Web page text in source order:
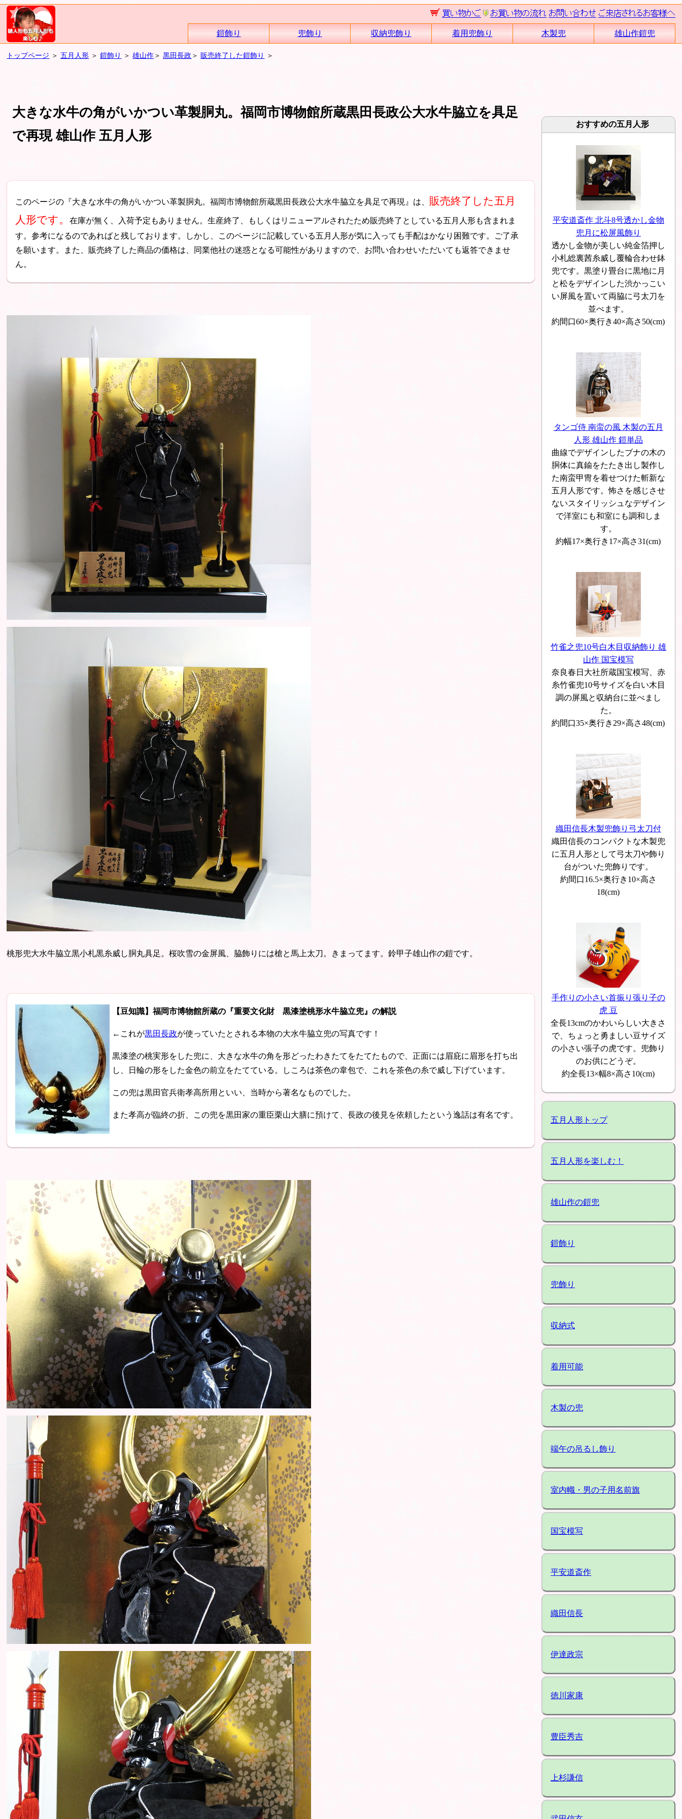
鎧飾り 兜飾り 収納兜飾り 着用兜飾り 木製兜 雄山作鎧兜
トップページ ＞五月人形 ＞鎧飾り ＞雄山作＞黒田長政 ＞販売終了した鎧飾り ＞
大きな水牛の角がいかつい革製胴丸。福岡市博物館所蔵黒田長政公大水牛脇立を具足
で再現 雄山作 五月人形
このページの『大きな水牛の角がいかつい革製胴丸。福岡市博物館所蔵黒田長政公大水牛脇立を具足で再現』は、 販売終了した五月
人形です。在庫が無く、入荷予定もありません。生産終了、もしくはリニューアルされたため販売終了としている五月人形も含まれま
す。参考になるのであればと残しております。しかし、このページに記載している五月人形が気に入っても手配はかなり困難です。ご了承
を願います。また、販売終了した商品の価格は、同業他社の迷惑となる可能性がありますので、お問い合わせいただいても返答できませ
ん。
桃形兜大水牛脇立黒小札黒糸威し胴丸具足。桜吹雪の金屏風、脇飾りには槍と馬上太刀。きまってます。鈴甲子雄山作の鎧です。
【豆知識】福岡市博物館所蔵の『重要文化財 黒漆塗桃形水牛脇立兜』の解説
←これが黒田長政が使っていたとされる本物の大水牛脇立兜の写真です！
黒漆塗の桃実形をした兜に、大きな水牛の角を形どったわきたてをたてたもので、正面には眉庇に眉形を打ち出
し、日輪の形をした金色の前立をたてている。しころは茶色の韋包で、これを茶色の糸で威し下げています。
この兜は黒田官兵衛孝高所用といい、当時から著名なものでした。
また孝高が臨終の折、この兜を黒田家の重臣栗山大膳に預けて、長政の後見を依頼したという逸話は有名です。
おすすめの五月人形
平安道斎作 北斗8号透かし金物
兜月に松屏風飾り
透かし金物が美しい純金箔押し
小札総裏茜糸威し覆輪合わせ鉢
兜です。黒塗り畳台に黒地に月
と松をデザインした渋かっこい
い屏風を置いて両脇に弓太刀を
並べます。
約間口60×奥行き40×高さ50(cm)
タンゴ侍 南蛮の風 木製の五月
人形 雄山作 鎧単品
曲線でデザインしたブナの木の
胴体に真鍮をたたき出し製作し
た南蛮甲冑を着せつけた斬新な
五月人形です。怖さを感じさせ
ないスタイリッシュなデザイン
で洋室にも和室にも調和しま
す。
約幅17×奥行き17×高さ31(cm)
竹雀之兜10号白木目収納飾り 雄
山作 国宝模写
奈良春日大社所蔵国宝模写、赤
糸竹雀兜10号サイズを白い木目
調の屏風と収納台に並べまし
た。
約間口35×奥行き29×高さ48(cm)
織田信長木製兜飾り弓太刀付
織田信長のコンパクトな木製兜
に五月人形として弓太刀や飾り
台がついた兜飾りです。
約間口16.5×奥行き10×高さ
18(cm)
手作りの小さい首振り張り子の
虎 豆
全長13cmのかわいらしい大きさ
で、ちょっと勇ましい豆サイズ
の小さい張子の虎です。兜飾り
のお供にどうぞ。
約全長13×幅8×高さ10(cm)
五月人形トップ
五月人形を楽しむ！
雄山作の鎧兜
鎧飾り
兜飾り
収納式
着用可能
木製の兜
端午の吊るし飾り
室内幟・男の子用名前旗
国宝模写
平安道斎作
織田信長
伊達政宗
徳川家康
豊臣秀吉
上杉謙信